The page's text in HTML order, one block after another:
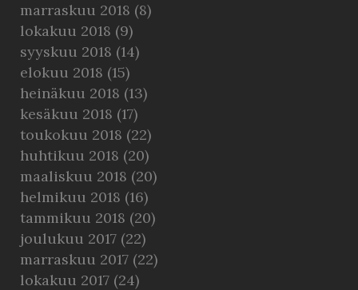
marraskuu 2018 (8)
lokakuu 2018 (9)
syyskuu 2018 (14)
elokuu 2018 (15)
heinäkuu 2018 (13)
kesäkuu 2018 (17)
toukokuu 2018 (22)
huhtikuu 2018 (20)
maaliskuu 2018 (20)
helmikuu 2018 (16)
tammikuu 2018 (20)
joulukuu 2017 (22)
marraskuu 2017 (22)
lokakuu 2017 (24)